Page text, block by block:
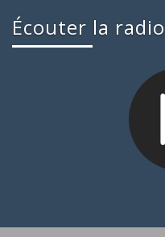
Écouter la radio